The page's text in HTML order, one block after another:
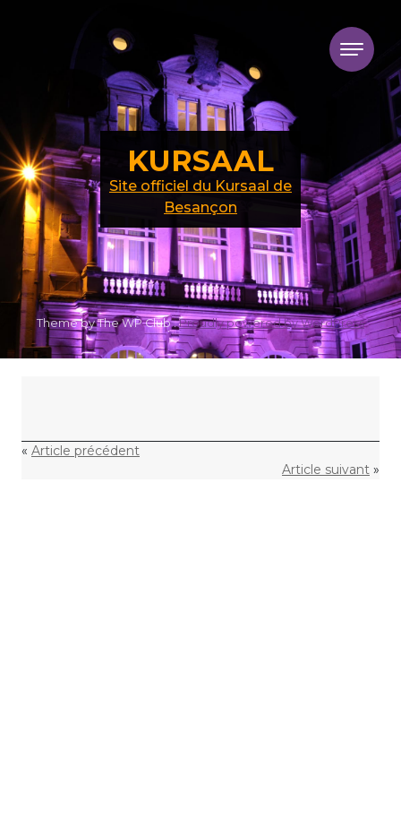
« Article précédent
Article suivant »
KURSAAL
Site officiel du Kursaal de
Besançon
Theme by The WP Club .Proudly powered by WordPress